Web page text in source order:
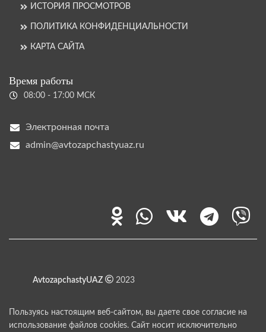
ИСТОРИЯ ПРОСМОТРОВ
ПОЛИТИКА КОНФИДЕНЦИАЛЬНОСТИ
КАРТА САЙТА
Время работы
08:00 - 17:00 МСК
Электронная почта
admin@avtozapchastyuaz.ru
AvtozapchastyUAZ 2023
Пользуясь настоящим веб-сайтом, вы даете свое согласие на
использование файлов cookies. Сайт носит исключительно